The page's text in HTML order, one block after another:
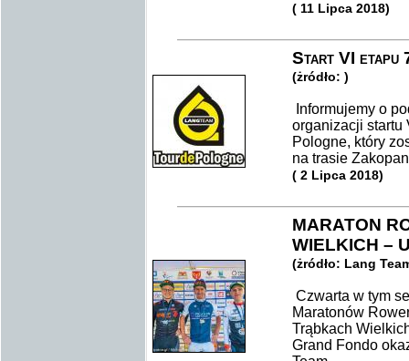
( 11 Lipca 2018)
Start VI etapu
(żródło: )
Informujemy o
organizacji startu
Pologne, który
na trasie
( 2 Lipca 2018)
MARATON
WIELKICH –
(żródło: Lang
Czwarta w tym
Maratonów
Trąbkach
Grand Fondo